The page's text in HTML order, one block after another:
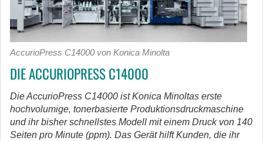
AccurioPress C14000 von Konica Minolta
DIE ACCURIOPRESS C14000
Die AccurioPress C14000 ist Konica Minoltas erste
hochvolumige, tonerbasierte Produktionsdruckmaschine
und ihr bisher schnellstes Modell mit einem Druck von 140
Seiten pro Minute (ppm). Das Gerät hilft Kunden, die ihr